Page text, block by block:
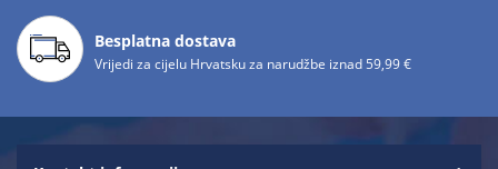
Besplatna dostava
Vrijedi za cijelu Hrvatsku za narudžbe iznad 59,99 €